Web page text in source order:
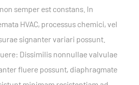
semper est constans. In
HVAC, processus chemici, vel
signanter variari possunt.
Dissimilis nonnullae valvulae
fluere possunt, diaphragmate